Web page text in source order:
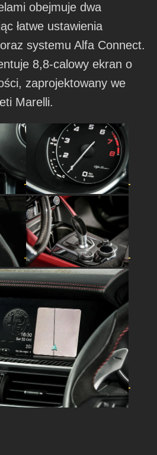
obejmuje dwa
łatwe ustawienia
systemu Alfa Connect.
8,8-calowy ekran o
zaprojektowany we
Marelli.